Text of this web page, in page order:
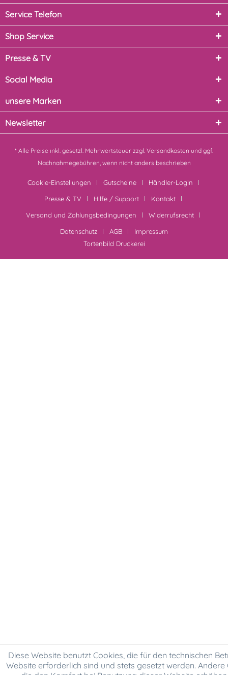
Service Telefon
Shop Service
Presse & TV
Social Media
unsere Marken
Newsletter
* Alle Preise inkl. gesetzl. Mehrwertsteuer zzgl. Versandkosten und ggf.
Nachnahmegebühren, wenn nicht anders beschrieben
Cookie-Einstellungen Gutscheine
Händler-Login
Presse & TV
Hilfe / Support
Kontakt
Versand und Zahlungsbedingungen
Widerrufsrecht
Datenschutz
AGB
Impressum
Tortenbild Druckerei
Diese Website benutzt Cookies, die für den technischen
Website erforderlich sind und stets gesetzt werden. Andere